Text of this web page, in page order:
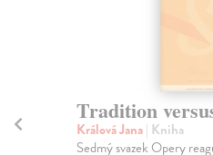
Tradition versus
Králová Jana| Kniha
Sedmý svazek Opery